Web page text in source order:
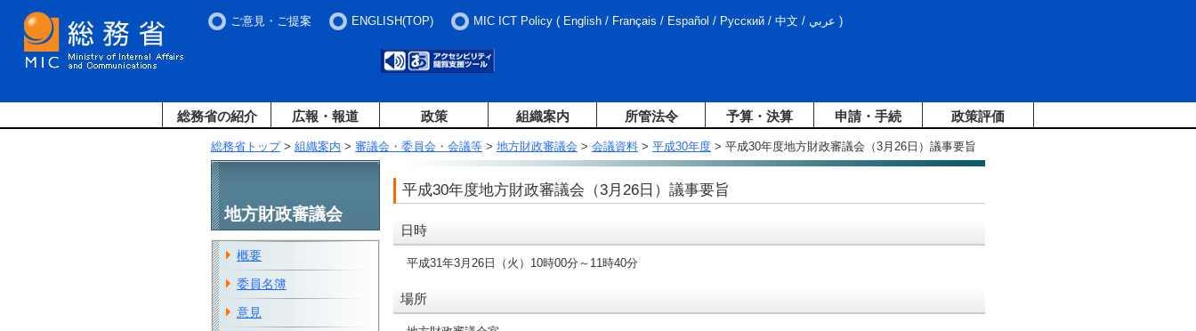
ご意見・ご提案 ENGLISH(TOP) MIC ICT Policy ( English / Français / Español / Русский / 中文 / عربي )
総務省の紹介 広報・報道 政策 組織案内 所管法令 予算・決算 申請・手続 政策評価
総務省トップ> 組織案内 > 審議会・委員会・会議等 > 地方財政審議会 > 会議資料 > 平成30年度 > 平成30年度地方財政審議会（3月26日）議事要旨
平成30年度地方財政審議会（3月26日）議事要旨
日時
平成31年3月26日（火）10時00分～11時40分
場所
地方財政審議会
概要
委員名簿
意見